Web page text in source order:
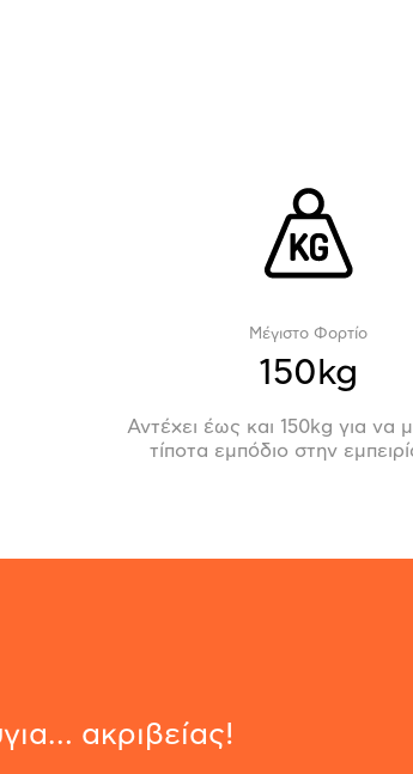
Μέγιστο Φορτίο
150kg
Αντέχει έως και 150kg για να
τίποτα εμπόδιο στην
ακριβείας!